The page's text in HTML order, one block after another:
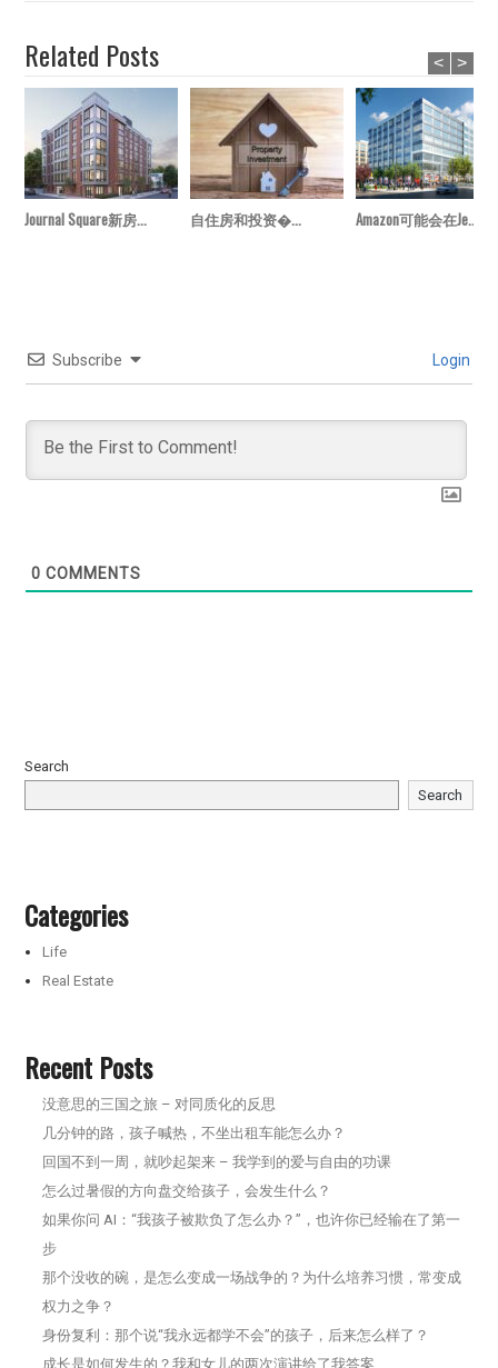
Related Posts
Journal Square新房... 自住房和投资�... Amazon可能会在Je...
< >
Subscribe Login
0 COMMENTS
Search
Search
Categories
Life
Real Estate
Recent Posts
没意思的三国之旅 – 对同质化的反思
几分钟的路，孩子喊热，不坐出租车能怎么办？
回国不到一周，就吵起架来 – 我学到的爱与自由的功课
怎么过暑假的方向盘交给孩子，会发生什么？
如果你问 AI：“我孩子被欺负了怎么办？”，也许你已经输在了第一
步
那个没收的碗，是怎么变成一场战争的？为什么培养习惯，常变成
权力之争？
身份复利：那个说“我永远都学不会”的孩子，后来怎么样了？
成长是如何发生的？我和女儿的两次演讲给了我答案